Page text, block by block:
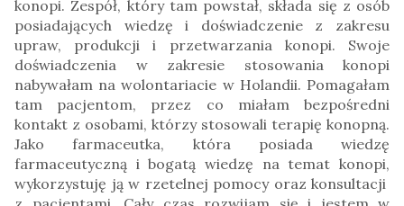
konopi. Zespół, który tam powstał, składa się z osób
posiadających wiedzę i doświadczenie z zakresu
upraw, produkcji i przetwarzania konopi. Swoje
doświadczenia w zakresie stosowania konopi
nabywałam na wolontariacie w Holandii. Pomagałam
tam pacjentom, przez co miałam bezpośredni
kontakt z osobami, którzy stosowali terapię konopną.
Jako farmaceutka, która posiada wiedzę
farmaceutyczną i bogatą wiedzę na temat konopi,
wykorzystuję ją w rzetelnej pomocy oraz konsultacji